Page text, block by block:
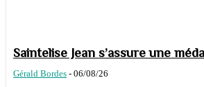
Saintelise Jean s’assure une
Gérald Bordes - 06/08/26